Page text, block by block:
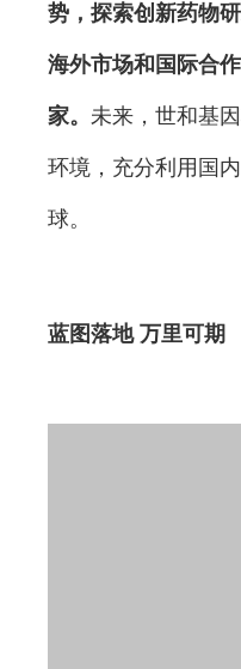
势，探索创新药物
海外市场和国际合
家。 未来，世和基
环境，充分利用国
球。
蓝图落地 万里可期